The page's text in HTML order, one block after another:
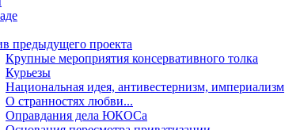
предыдущего проекта
Крупные мероприятия консервативного толка
Курьезы
Национальная идея, антивестернизм, империализм
О странностях любви...
Оправдания дела ЮКОСа